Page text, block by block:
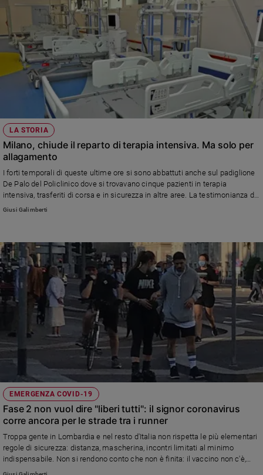
Contatti
Pubblicità
Registrati
Redazione
Social
LA STORIA
Milano, chiude il reparto di terapia intensiva. Ma solo per
allagamento
I forti temporali di queste ultime ore si sono abbattuti anche sul padiglione
De Palo del Policlinico dove si trovavano cinque pazienti in terapia
intensiva, trasferiti di corsa e in sicurezza in altre aree. La testimonianza di
un'infermiera in prima linea
Giusi Galimberti
EMERGENZA COVID-19
Fase 2 non vuol dire "liberi tutti": il signor coronavirus
corre ancora per le strade tra i runner
Troppa gente in Lombardia e nel resto d'Italia non rispetta le più elementari
regole di sicurezza: distanza, mascherina, incontri limitati al minimo
indispensabile. Non si rendono conto che non è finita: il vaccino non c'è,
una cura non c'è, gli ospedali sono ancora pieni e si contano ancora i morti,